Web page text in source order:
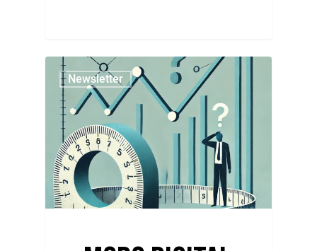
Newsletter